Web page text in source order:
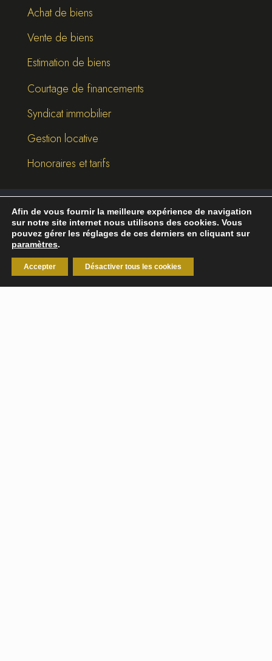
Achat de biens
Vente de biens
Estimation de biens
Courtage de financements
Syndicat immobilier
Gestion locative
Honoraires et tarifs
©2026Break-Out Company- Agence de
communication
Mentions légales|Politique de confidentialité
Afin de vous fournir la meilleure expérience de navigation
sur notre site internet nous utilisons des cookies. Vous
pouvez gérer les réglages de ces derniers en cliquant sur
paramètres.
Accepter Désactiver tous les cookies